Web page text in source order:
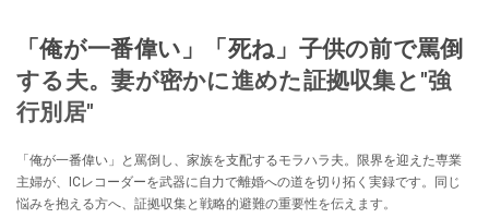
「俺が一番偉い」「死ね」子供の前で罵倒
する夫。妻が密かに進めた証拠収集と"強
行別居"
「俺が一番偉い」と罵倒し、家族を支配するモラハラ夫。限界を迎えた専業
主婦が、ICレコーダーを武器に自力で離婚への道を切り拓く実録です。同じ
悩みを抱える方へ、証拠収集と戦略的避難の重要性を伝えます。